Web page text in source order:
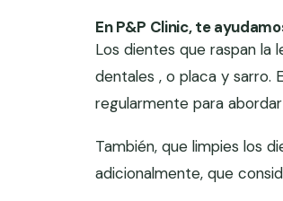
En P&P Clinic, te
Los dientes que raspan la
dentales , o placa y sarro.
regularmente para
También, que limpies los
adicionalmente, que